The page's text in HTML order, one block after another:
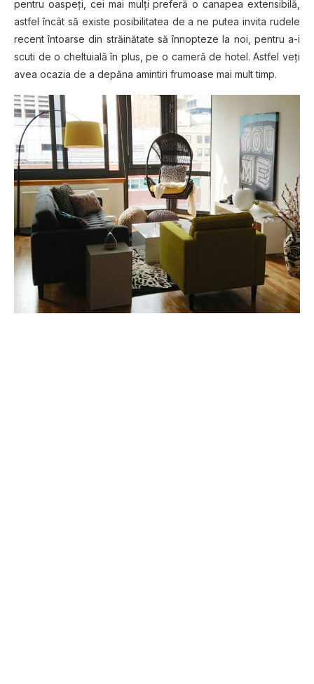
pentru oaspeţi, cei mai mulţi preferă o canapea extensibilă,
astfel încât să existe posibilitatea de a ne putea invita rudele
recent întoarse din străinătate să înnopteze la noi, pentru a-i
scuti de o cheltuială în plus, pe o cameră de hotel. Astfel veţi
avea ocazia de a depăna amintiri frumoase mai mult timp.